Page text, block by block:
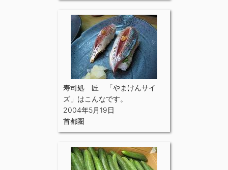
寿司処 匠 「やまけんサイ
ズ」はこんなです。
2004年5月19日
首都圏